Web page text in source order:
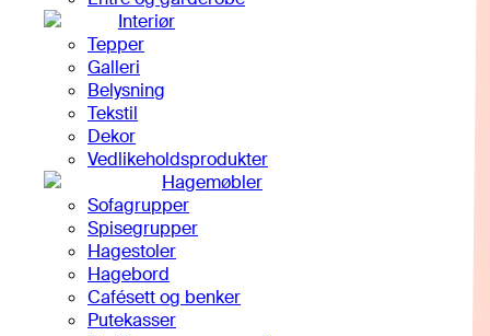
Interiør
Tepper
Galleri
Belysning
Tekstil
Dekor
Vedlikeholdsprodukter
Hagemøbler
Sofagrupper
Spisegrupper
Hagestoler
Hagebord
Cafésett og benker
Putekasser